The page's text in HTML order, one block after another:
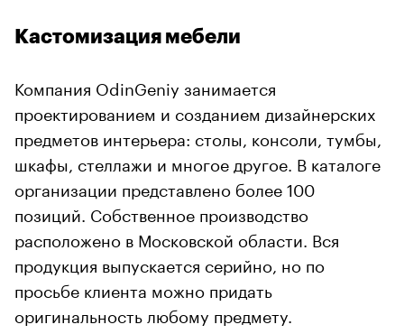
Кастомизация мебели
Компания OdinGeniy занимается
проектированием и созданием дизайнерских
предметов интерьера: столы, консоли, тумбы,
шкафы, стеллажи и многое другое. В каталоге
организации представлено более 100
позиций. Собственное производство
расположено в Московской области. Вся
продукция выпускается серийно, но по
просьбе клиента можно придать
оригинальность любому предмету.